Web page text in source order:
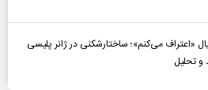
«اعتراف می‌کنم»؛ ساختارشکنی در ژانر پلیسی
و تحلیل